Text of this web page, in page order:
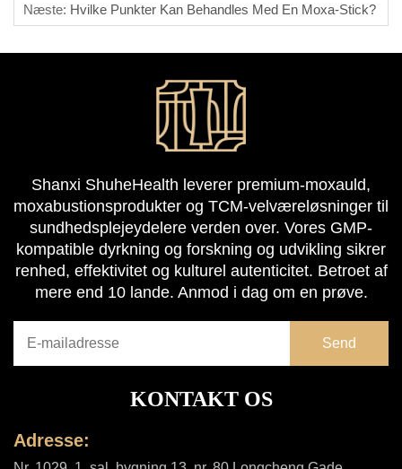
Næste: Hvilke Punkter Kan Behandles Med En Moxa-Stick?
Shanxi ShuheHealth leverer premium-moxauld,
moxabustionsprodukter og TCM-velværeløsninger til
sundhedsplejeydelere verden over. Vores GMP-
kompatible dyrkning og forskning og udvikling sikrer
renhed, effektivitet og kulturel autenticitet. Betroet af
mere end 10 lande. Anmod i dag om en prøve.
KONTAKT OS
Adresse: